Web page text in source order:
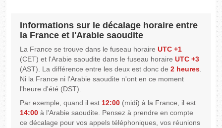
Informations sur le décalage horaire entre
la France et l'Arabie saoudite
La France se trouve dans le fuseau horaireUTC +1
(CET) et l'Arabie saoudite dans le fuseau horaireUTC +3
(AST). La différence entre les deux est donc de2 heures.
Ni la France ni l'Arabie saoudite n'ont en ce moment
l'heure d'été (DST).
Par exemple, quand il est12:00 (midi) à la France, il est
14:00 à l'Arabie saoudite. Pensez à prendre en compte
ce décalage pour vos appels téléphoniques, vos réunions